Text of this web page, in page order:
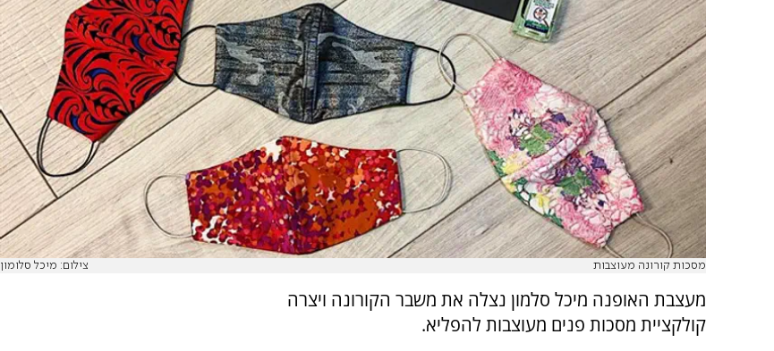
מסכות קורונה מעוצבות צילום: מיכל סלומון
מעצבת האופנה מיכל סלמון נצלה את משבר הקורונה ויצרה
קולקציית מסכות פנים מעוצבות להפליא.